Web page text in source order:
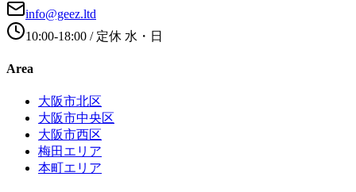
info@geez.ltd
10:00-18:00 / 定休 水・日
Area
大阪市北区
大阪市中央区
大阪市西区
梅田エリア
本町エリア